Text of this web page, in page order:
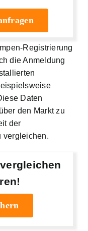
Registrierung
die Anmeldung
Daten
den Markt zu
der
vergleichen.